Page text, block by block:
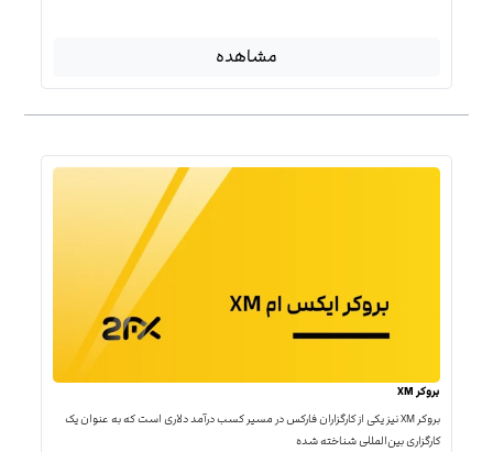
مشاهده
بروکر XM
بروکر XM نیز یکی از کارگزاران فارکس در مسیر کسب درآمد دلاری است که به عنوان یک
کارگزاری بین‌المللی شناخته شده